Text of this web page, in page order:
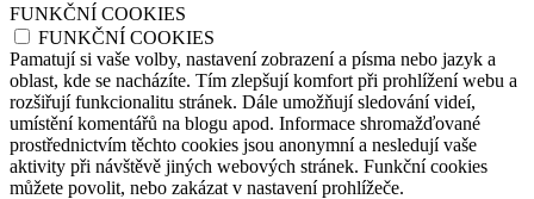
FUNKČNÍ COOKIES
FUNKČNÍ COOKIES
Pamatují si vaše volby, nastavení zobrazení a písma nebo jazyk a
oblast, kde se nacházíte. Tím zlepšují komfort při prohlížení webu a
rozšiřují funkcionalitu stránek. Dále umožňují sledování videí,
umístění komentářů na blogu apod. Informace shromažďované
prostřednictvím těchto cookies jsou anonymní a nesledují vaše
aktivity při návštěvě jiných webových stránek. Funkční cookies
můžete povolit, nebo zakázat v nastavení prohlížeče.